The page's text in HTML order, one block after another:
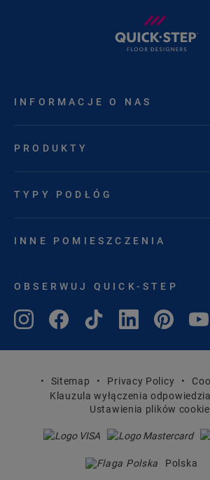
INFORMACJE O NAS
PRODUKTY
TYPY PODŁÓG
INNE POMIESZCZENIA
OBSERWUJ QUICK-STEP
Sitemap Privacy Policy
Klauzula wyłączenia
Ustawienia plików cookie
Polska